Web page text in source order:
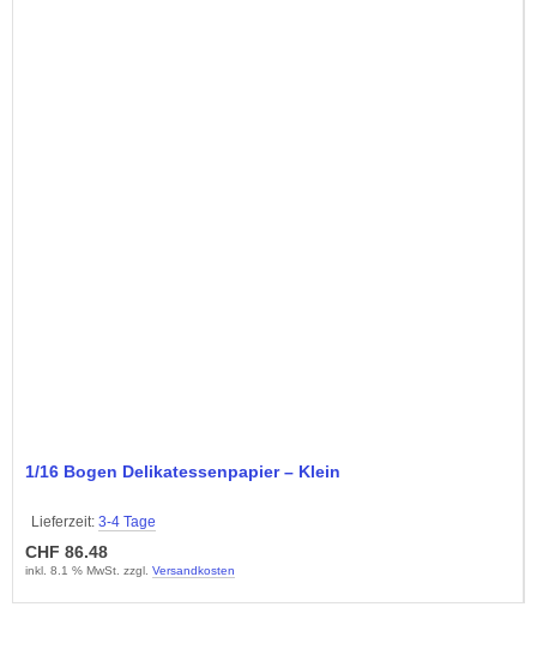
1/16 Bogen Delikatessenpapier – Klein
Lieferzeit: 3-4 Tage
CHF 86.48
inkl. 8.1 % MwSt. zzgl. Versandkosten